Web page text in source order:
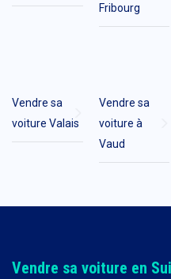
Fribourg
Vendre sa
voiture Valais
Vendre sa
voiture à
Vaud
Vendre sa voiture en